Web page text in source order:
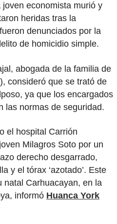
economista murió y
heridas tras la
denunciados por la
de homicidio simple.
abogada de la familia de
consideró que se trató de
ya que los encargados
las normas de seguridad.
el hospital Carrión
Milagros Soto por un
derecho desgarrado,
y el tórax ‘azotado’. Este
natal Carhuacayan, en la
informó Huanca York